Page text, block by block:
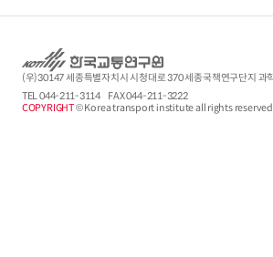
(우)30147 세종특별자치시 시청대로 370 세종국책연구단지 과
TEL044-211-3114
FAX 044-211-3222
COPYRIGHT© Korea transport institute all rights